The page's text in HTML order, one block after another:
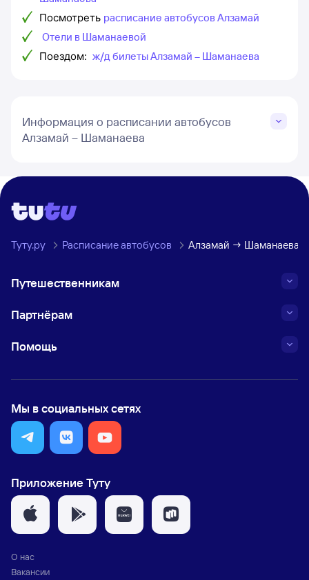
Посмотреть расписание автобусов Алзамай
Отели в Шаманаевой
Поездом: ж/д билеты Алзамай – Шаманаева
Информация о расписании автобусов
Алзамай – Шаманаева
Туту.ру Расписание автобусов Алзамай → Шаманаева
Путешественникам
Партнёрам
Помощь
Мы в социальных сетях
Приложение Туту
О нас
Вакансии